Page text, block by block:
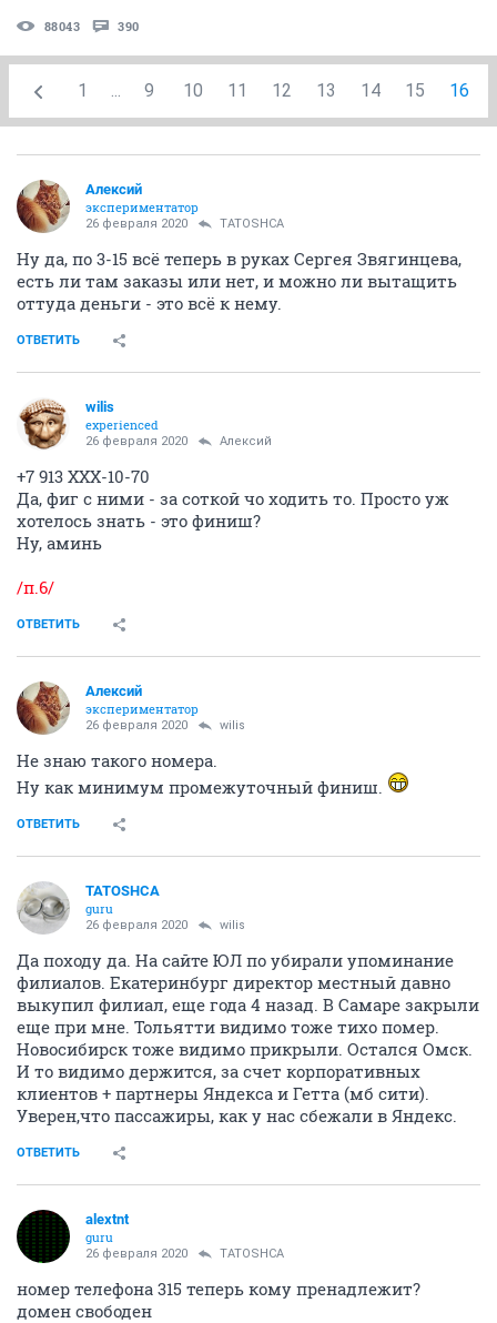
88043 390
1 ... 9 10 11 12 13 14 15 16
Алексий
экспериментатор
26 февраля 2020 TATOSHCA
Ну да, по 3-15 всё теперь в руках Сергея Звягинцева,
есть ли там заказы или нет, и можно ли вытащить
оттуда деньги - это всё к нему.
ОТВЕТИТЬ
wilis
experienced
26 февраля 2020 Алексий
+7 913 ХХХ-10-70
Да, фиг с ними - за соткой чо ходить то. Просто уж
хотелось знать - это финиш?
Ну, аминь
/п.6/
ОТВЕТИТЬ
Алексий
экспериментатор
26 февраля 2020 wilis
Не знаю такого номера.
Ну как минимум промежуточный финиш.
ОТВЕТИТЬ
TATOSHCA
guru
26 февраля 2020 wilis
Да походу да. На сайте ЮЛ по убирали упоминание
филиалов. Екатеринбург директор местный давно
выкупил филиал, еще года 4 назад. В Самаре закрыли
еще при мне. Тольятти видимо тоже тихо помер.
Новосибирск тоже видимо прикрыли. Остался Омск.
И то видимо держится, за счет корпоративных
клиентов + партнеры Яндекса и Гетта (мб сити).
Уверен,что пассажиры, как у нас сбежали в Яндекс.
ОТВЕТИТЬ
alextnt
guru
26 февраля 2020 TATOSHCA
номер телефона 315 теперь кому пренадлежит?
домен свободен